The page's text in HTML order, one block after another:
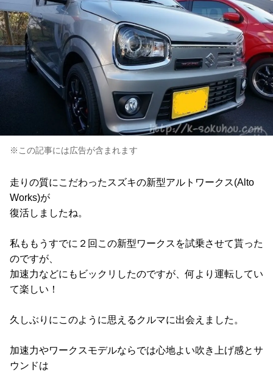
※この記事には広告が含まれます
走りの質にこだわったスズキの新型アルトワークス(Alto
Works)が
復活しましたね。
私ももうすでに２回この新型ワークスを試乗させて貰った
のですが、
加速力などにもビックリしたのですが、何より運転してい
て楽しい！
久しぶりにこのように思えるクルマに出会えました。
加速力やワークスモデルならでは心地よい吹き上げ感とサ
ウンドは